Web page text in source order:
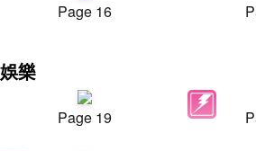
Page 16
娛樂
Page 19